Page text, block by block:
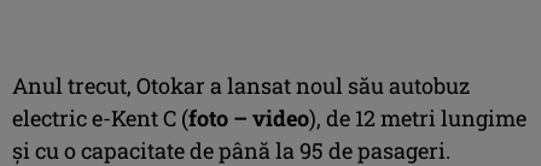
Anul trecut, Otokar a lansat noul său autobuz
electric e-Kent C (foto – video), de 12 metri lungime
și cu o capacitate de până la 95 de pasageri.